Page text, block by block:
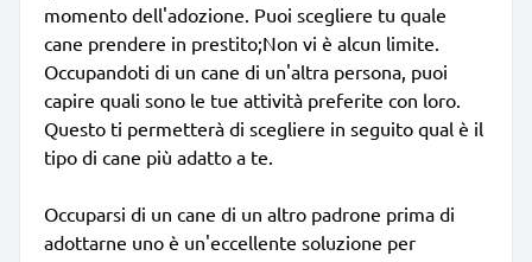
momento dell'adozione. Puoi scegliere tu quale
cane prendere in prestito;Non vi è alcun limite.
Occupandoti di un cane di un'altra persona, puoi
capire quali sono le tue attività preferite con loro.
Questo ti permetterà di scegliere in seguito qual è il
tipo di cane più adatto a te.
Occuparsi di un cane di un altro padrone prima di
adottarne uno è un'eccellente soluzione per